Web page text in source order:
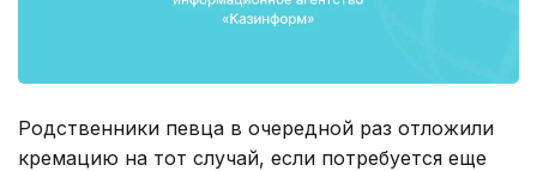
Родственники певца в очередной раз отложили
кремацию на тот случай, если потребуется еще